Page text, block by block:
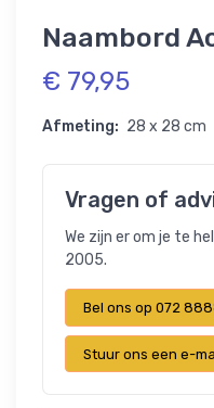
Naambord
€ 79,95
Afmeting: 28 x 28 cm
Vragen of
We zijn er om je te
2005.
Bel ons op 072
Stuur ons een e-